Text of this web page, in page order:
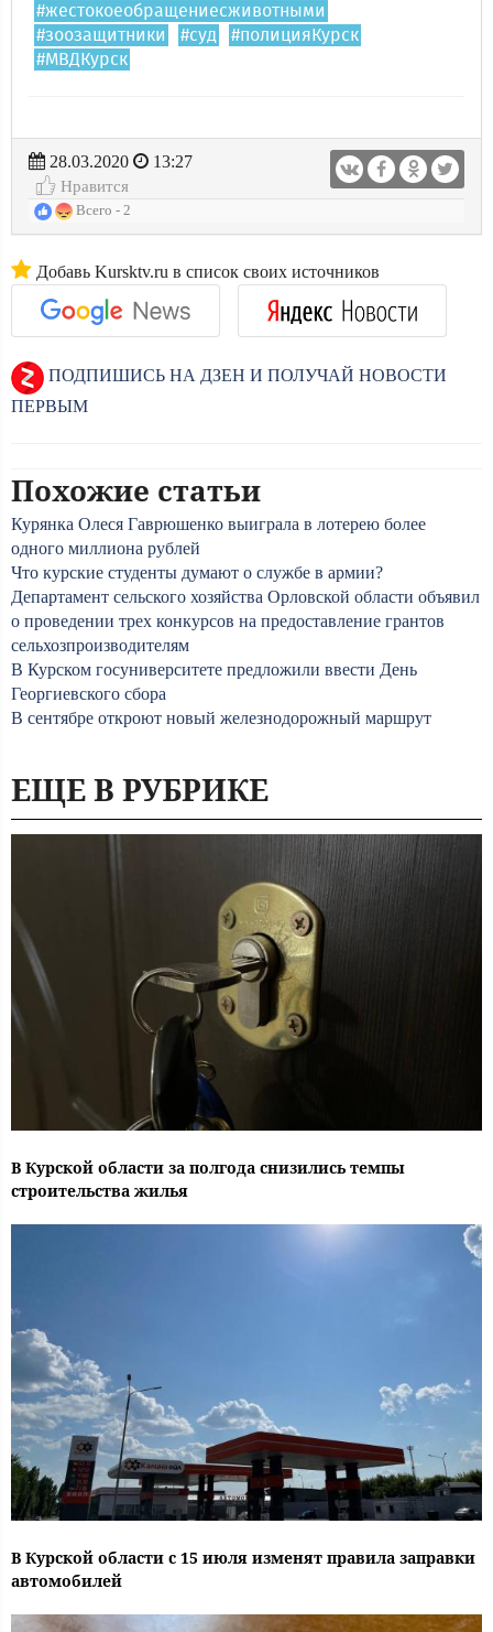
#жестокоеобращениесживотными
#зоозащитники
#суд
#полицияКурск
#МВДКурск
28.03.2020
13:27
Нравится
Всего - 2
Добавь Kursktv.ru в список своих источников
ПОДПИШИСЬ НА ДЗЕН И ПОЛУЧАЙ НОВОСТИ
ПЕРВЫМ
Похожие статьи
Курянка Олеся Гаврюшенко выиграла в лотерею более
одного миллиона рублей
Что курские студенты думают о службе в армии?
Департамент сельского хозяйства Орловской области объявил
о проведении трех конкурсов на предоставление грантов
сельхозпроизводителям
В Курском госуниверситете предложили ввести День
Георгиевского сбора
В сентябре откроют новый железнодорожный маршрут
ЕЩЕ В РУБРИКЕ
В Курской области за полгода снизились темпы
строительства жилья
В Курской области с 15 июля изменят правила заправки
автомобилей